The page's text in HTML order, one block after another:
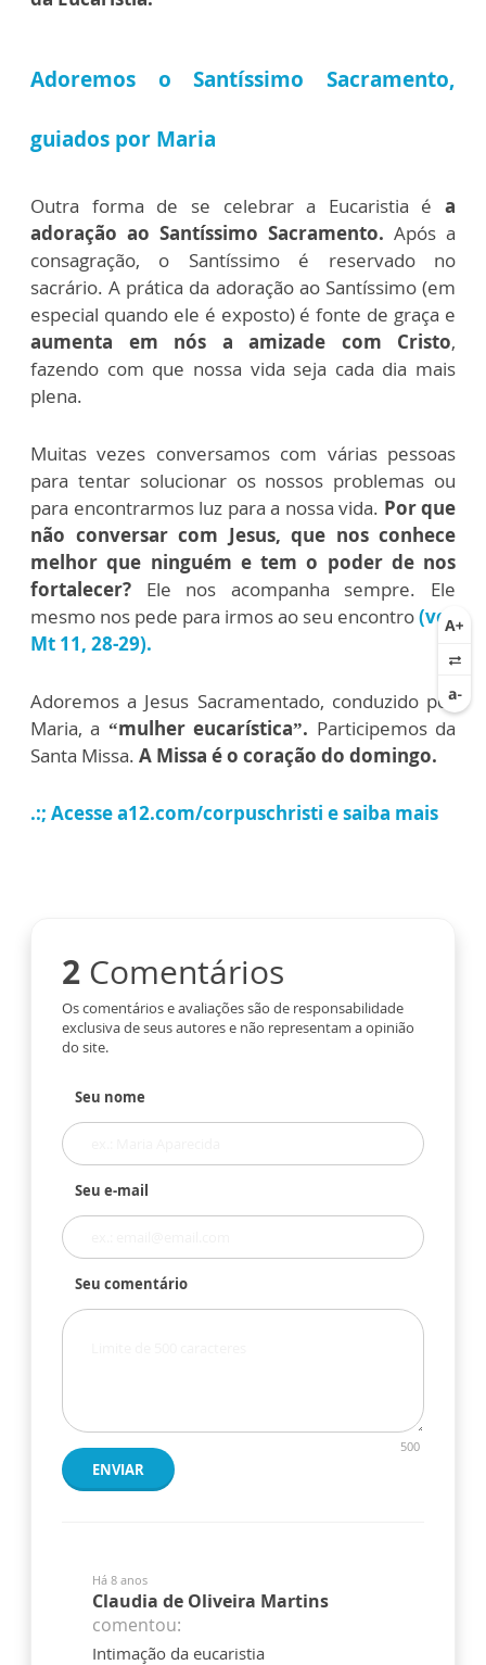
Adoremos o Santíssimo Sacramento,
guiados por Maria
Outra forma de se celebrar a Eucaristia é a
adoração ao Santíssimo Sacramento. Após a
consagração, o Santíssimo é reservado no
sacrário. A prática da adoração ao Santíssimo (em
especial quando ele é exposto) é fonte de graça e
aumenta em nós a amizade com Cristo,
fazendo com que nossa vida seja cada dia mais
plena.
Muitas vezes conversamos com várias pessoas
para tentar solucionar os nossos problemas ou
para encontrarmos luz para a nossa vida. Por que
não conversar com Jesus, que nos conhece
melhor que ninguém e tem o poder de nos
fortalecer? Ele nos acompanha sempre. Ele
mesmo nos pede para irmos ao seu encontro(ver
Mt 11, 28-29).
Adoremos a Jesus Sacramentado, conduzido por
Maria, a “mulher eucarística”. Participemos da
Santa Missa. A Missa é o coração do domingo.
.:; Acesse a12.com/corpuschristi e saiba mais
2 Comentários
Os comentários e avaliações são de responsabilidade
exclusiva de seus autores e não representam a opinião
do site.
Seu nome
Seu e-mail
Seu comentário
500
ENVIAR
Há 8 anos
Claudia de Oliveira Martins
comentou:
Intimação da eucaristia